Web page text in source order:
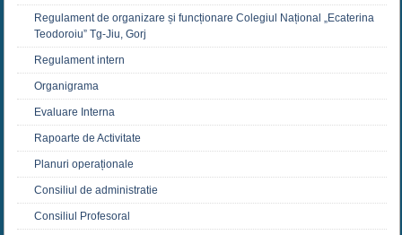
Regulament de organizare și funcționare Colegiul Național „Ecaterina
Teodoroiu” Tg-Jiu, Gorj
Regulament intern
Organigrama
Evaluare Interna
Rapoarte de Activitate
Planuri operaționale
Consiliul de administratie
Consiliul Profesoral